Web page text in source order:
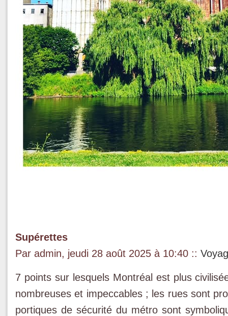
Supérettes
Par admin, jeudi 28 août 2025 à 10:40 ::
7 points sur lesquels Montréal est plus
nombreuses et impeccables ; les rues sont
portiques de sécurité du métro sont